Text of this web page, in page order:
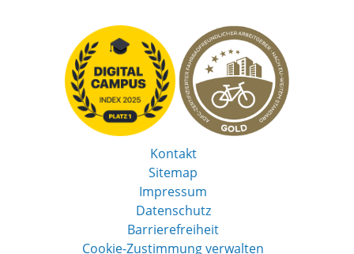
Kontakt
Sitemap
Impressum
Datenschutz
Barrierefreiheit
Cookie-Zustimmung verwalten